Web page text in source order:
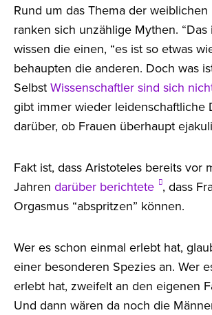
Rund um das Thema der weiblichen
ranken sich unzählige Mythen. “Das
wissen die einen, “es ist so etwas
behaupten die anderen. Doch was
Selbst Wissenschaftler sind sich
gibt immer wieder leidenschaftliche
darüber, ob Frauen überhaupt
Fakt ist, dass Aristoteles bereits vor
Jahren darüber berichtete , dass
Orgasmus “abspritzen” können.
Wer es schon einmal erlebt hat,
einer besonderen Spezies an. Wer
erlebt hat, zweifelt an den eigenen
Und dann wären da noch die